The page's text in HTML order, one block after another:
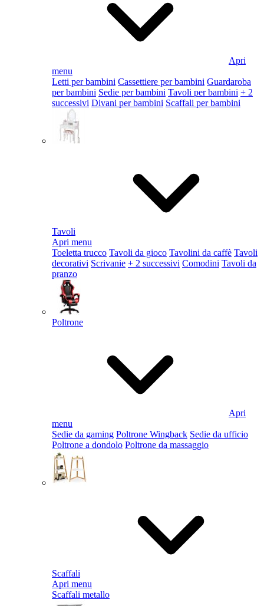
Apri
menu
Letti per bambini Cassettiere per bambini Guardaroba
per bambini Sedie per bambini Tavoli per bambini + 2
successivi Divani per bambini Scaffali per bambini
Tavoli
Apri menu
Toeletta trucco Tavoli da gioco Tavolini da caffè Tavoli
decorativi Scrivanie + 2 successivi Comodini Tavoli da
pranzo
Poltrone
Apri
menu
Sedie da gaming Poltrone Wingback Sedie da ufficio
Poltrone a dondolo Poltrone da massaggio
Scaffali
Apri menu
Scaffali metallo